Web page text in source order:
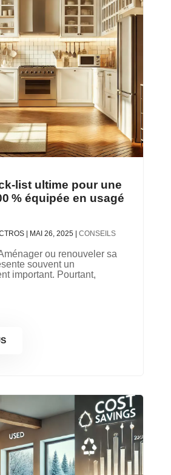
list ultime pour une
% équipée en usagé
| MAI 26, 2025| CONSEILS
ou renouveler sa
souvent un
important. Pourtant,